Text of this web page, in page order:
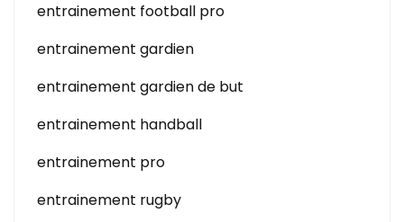
entrainement football pro
entrainement gardien
entrainement gardien de but
entrainement handball
entrainement pro
entrainement rugby